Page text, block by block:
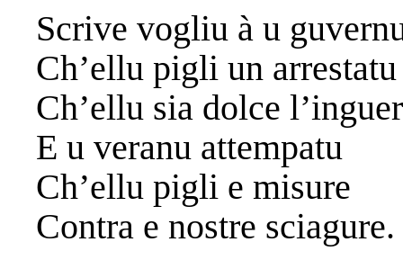
Scrive vogliu à u
Ch’ellu pigli un arrestatu
Ch’ellu sia dolce
E u veranu attempatu
Ch’ellu pigli e misure
Contra e nostre sciagure.